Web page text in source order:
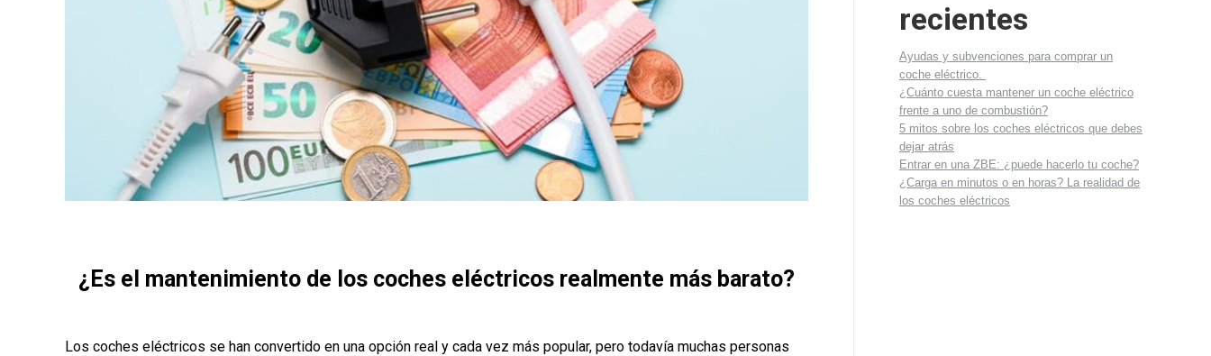
¿Es el mantenimiento de los coches eléctricos realmente más barato?
Los coches eléctricos se han convertido en una opción real y cada vez más popular, pero todavía muchas personas
recientes
Ayudas y subvenciones para comprar un
coche eléctrico.
¿Cuánto cuesta mantener un coche eléctrico
frente a uno de combustión?
5 mitos sobre los coches eléctricos que debes
dejar atrás
Entrar en una ZBE: ¿puede hacerlo tu coche?
¿Carga en minutos o en horas? La realidad de
los coches eléctricos